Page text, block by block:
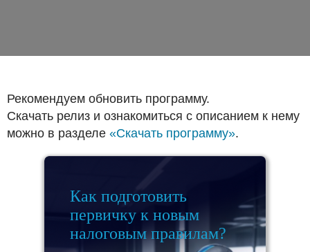
Рекомендуем обновить программу.
Скачать релиз и ознакомиться с описанием к нему
можно в разделе «Скачать программу».
Как подготовить
первичку к новым
налоговым правилам?